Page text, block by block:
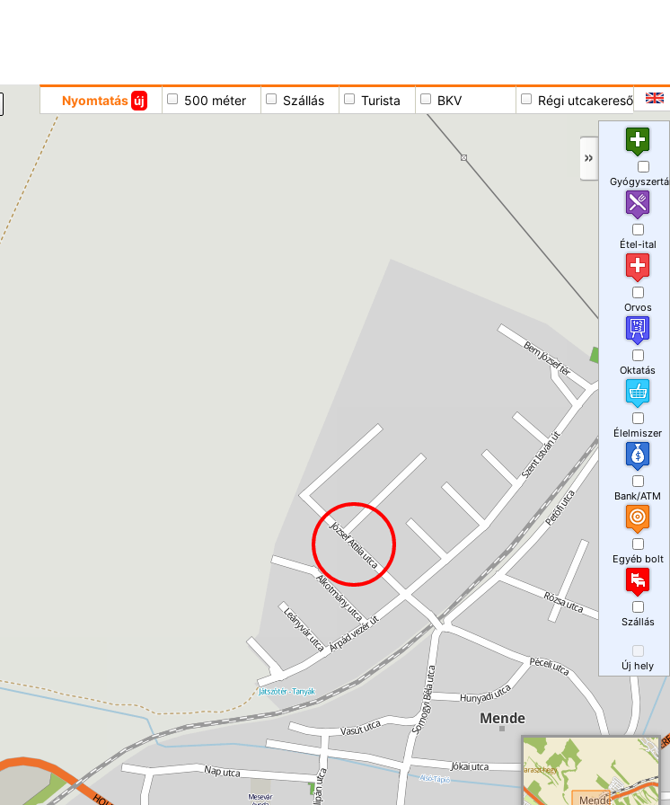
Nyomtatás új 500 méter Szállás Turista BKV Régi utcakereső
Étel-ital
Orvos
Oktatás
Élelmiszer
Bank/ATM
Egyéb bolt
Szállás
Új hely